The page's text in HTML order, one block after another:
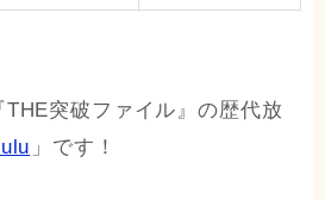
突破ファイル』の歴代放
」です！